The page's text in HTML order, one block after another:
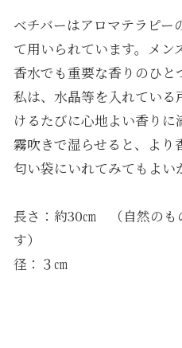
ベチバーはアロマテラピー
て用いられています。メ
香水でも重要な香りのひと
私は、水晶等を入れてい
けるたびに心地よい香りに
霧吹きで湿らせると、より
匂い袋にいれてみてもよい
長さ：約30㎝ （自然のも
す）
径：３㎝